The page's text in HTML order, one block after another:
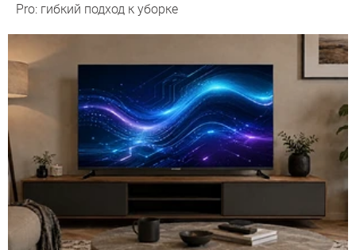
Pro: гибкий подход к уборке